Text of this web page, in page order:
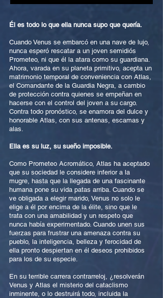
Él es todo lo que ella nunca supo que quería.
Cuando Venus se embarcó en una nave de lujo,
nunca esperó rescatar a un joven semidiós
Prometeo, ni que él la atara como su guardiana.
Ahora, varada en su planeta primitivo, acepta un
matrimonio temporal de conveniencia con Atlas,
el Comandante de la Guardia Negra, a cambio
de protección contra quienes se empeñan en
hacerse con el control del joven a su cargo.
Contra todo pronóstico, se enamora del dulce y
honorable Atlas, con sus antenas, escamas y
alas.
Ella es su luz, su sueño imposible.
Como Prometeo Acromático, Atlas ha aceptado
que su sociedad le considere inferior a la
mugre, hasta que la llegada de una fascinante
humana pone su vida patas arriba. Cuando se
ve obligada a elegir marido, Venus no solo le
elige a él por encima de la élite, sino que le
trata con una amabilidad y un respeto que
nunca había experimentado. Cuando unen sus
fuerzas para frustrar una amenaza contra su
pueblo, la inteligencia, belleza y ferocidad de
ella pronto despiertan en él deseos prohibidos
para los de su especie.
En su terrible carrera contrarreloj, ¿resolverán
Venus y Atlas el misterio del cataclismo
inminente, o lo destruirá todo, incluida la